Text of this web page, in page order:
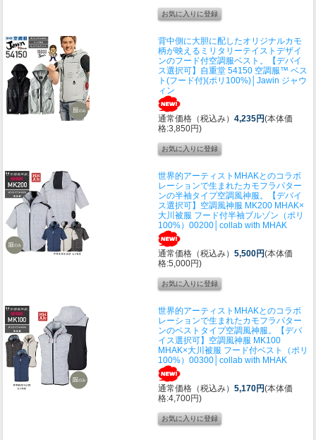
背中側に大胆に配したオリジナルカモ
柄が映えるミリタリーテイストデザイ
ンのフード付空調服ベスト。
【デバイ
ス選択可】自重堂 54150 空調服™ ベス
ト(フード付)(ポリ100%)│Jawin ジャウ
ィン
通常価格（税込み） 4,235円(本体価
格:3,850円)
世界的アーティストMHAKとのコラボ
レーションで生まれたカモフラパター
ンの半袖タイプ空調風神服。
【デバイ
ス選択可】空調風神服 MK200 MHAK×
大川被服 フード付半袖ブルゾン（ポリ
100%）00200│collab with MHAK
通常価格（税込み） 5,500円(本体価
格:5,000円)
世界的アーティストMHAKとのコラボ
レーションで生まれたカモフラパター
ンのベストタイプ空調風神服。
【デバ
イス選択可】空調風神服 MK100
MHAK×大川被服 フード付ベスト（ポリ
100%）00300│collab with MHAK
通常価格（税込み） 5,170円(本体価
格:4,700円)